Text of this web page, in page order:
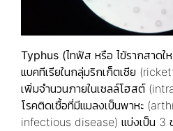
Typhus (ไทฟัส หรือ ไข้รากสาดใ
แบคทีเรียในกลุ่มริกเก็ตเซีย
เพิ่มจำนวนภายในเซลล์โฮสต์
โรคติดเชื้อที่มีแมลงเป็นพาหะ
infectious disease) แบ่งเป็น 3